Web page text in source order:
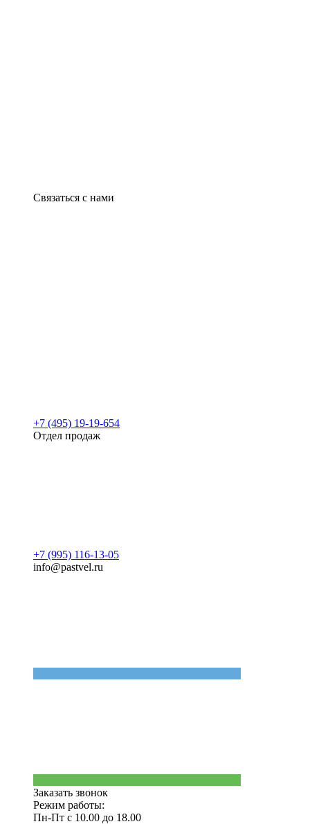
Связаться с нами
+7 (495) 19-19-654
Отдел продаж
+7 (995) 116-13-05
info@pastvel.ru
Заказать звонок
Режим работы:
Пн-Пт с 10.00 до 18.00